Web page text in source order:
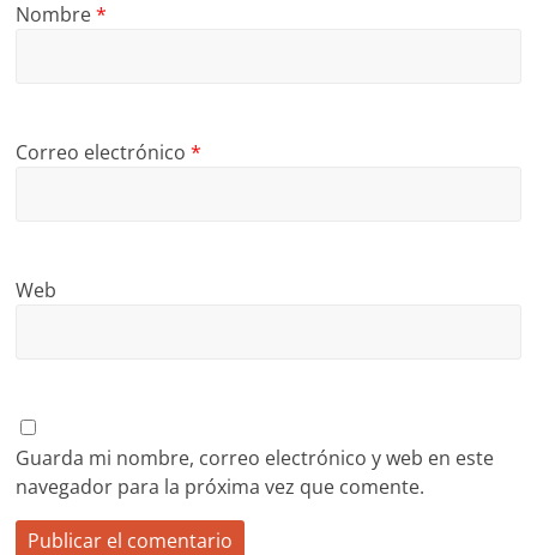
Nombre*
Correo electrónico*
Web
Guarda mi nombre, correo electrónico y web en este
navegador para la próxima vez que comente.